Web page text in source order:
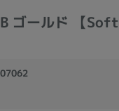
ゴールド 【